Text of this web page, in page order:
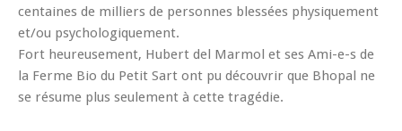
centaines de milliers de personnes blessées physiquement
et/ou psychologiquement.
Fort heureusement, Hubert del Marmol et ses Ami-e-s de
la Ferme Bio du Petit Sart ont pu découvrir que Bhopal ne
se résume plus seulement à cette tragédie.